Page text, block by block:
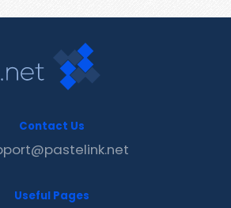
Contact Us
Useful Pages